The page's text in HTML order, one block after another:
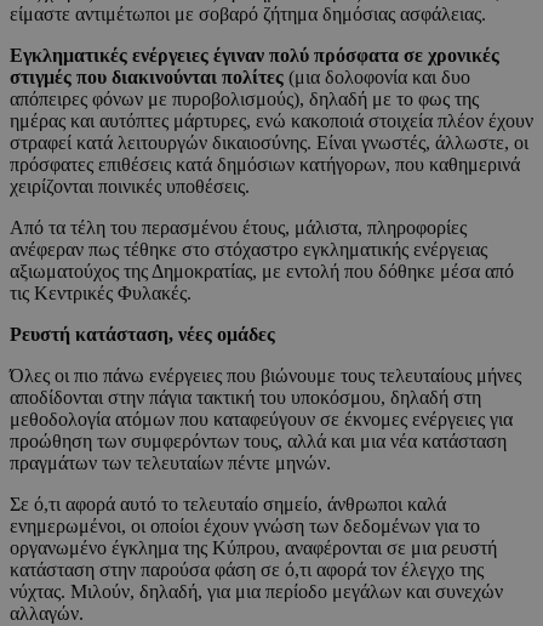
είμαστε αντιμέτωποι με σοβαρό ζήτημα δημόσιας ασφάλειας.
Εγκληματικές ενέργειες έγιναν πολύ πρόσφατα σε χρονικές
στιγμές που διακινούνται πολίτες (μια δολοφονία και δυο
απόπειρες φόνων με πυροβολισμούς), δηλαδή με το φως της
ημέρας και αυτόπτες μάρτυρες, ενώ κακοποιά στοιχεία πλέον έχουν
στραφεί κατά λειτουργών δικαιοσύνης. Είναι γνωστές, άλλωστε, οι
πρόσφατες επιθέσεις κατά δημόσιων κατήγορων, που καθημερινά
χειρίζονται ποινικές υποθέσεις.
Από τα τέλη του περασμένου έτους, μάλιστα, πληροφορίες
ανέφεραν πως τέθηκε στο στόχαστρο εγκληματικής ενέργειας
αξιωματούχος της Δημοκρατίας, με εντολή που δόθηκε μέσα από
τις Κεντρικές Φυλακές.
Ρευστή κατάσταση, νέες ομάδες
Όλες οι πιο πάνω ενέργειες που βιώνουμε τους τελευταίους μήνες
αποδίδονται στην πάγια τακτική του υποκόσμου, δηλαδή στη
μεθοδολογία ατόμων που καταφεύγουν σε έκνομες ενέργειες για
προώθηση των συμφερόντων τους, αλλά και μια νέα κατάσταση
πραγμάτων των τελευταίων πέντε μηνών.
Σε ό,τι αφορά αυτό το τελευταίο σημείο, άνθρωποι καλά
ενημερωμένοι, οι οποίοι έχουν γνώση των δεδομένων για το
οργανωμένο έγκλημα της Κύπρου, αναφέρονται σε μια ρευστή
κατάσταση στην παρούσα φάση σε ό,τι αφορά τον έλεγχο της
νύχτας. Μιλούν, δηλαδή, για μια περίοδο μεγάλων και συνεχών
αλλαγών.